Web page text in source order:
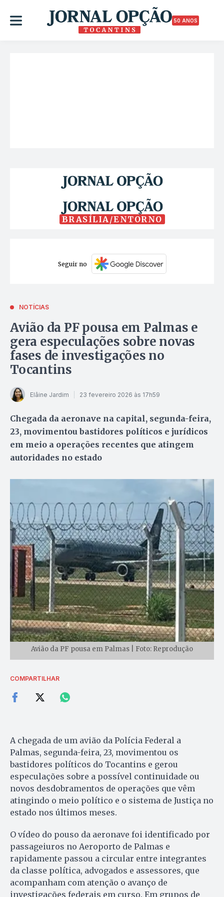
50 ANOS
BRASÍLIA/ENTORNO
Seguir no
NOTÍCIAS
Avião da PF pousa em Palmas e
gera especulações sobre novas
fases de investigações no
Tocantins
Elâine Jardim 23 fevereiro 2026 às 17h59
Chegada da aeronave na capital, segunda-feira,
23, movimentou bastidores políticos e jurídicos
em meio a operações recentes que atingem
autoridades no estado
Avião da PF pousa em Palmas | Foto: Reprodução
COMPARTILHAR
A chegada de um avião da Polícia Federal a
Palmas, segunda-feira, 23, movimentou os
bastidores políticos do Tocantins e gerou
especulações sobre a possível continuidade ou
novos desdobramentos de operações que vêm
atingindo o meio político e o sistema de Justiça no
estado nos últimos meses.
O vídeo do pouso da aeronave foi identificado por
passageiuros no Aeroporto de Palmas e
rapidamente passou a circular entre integrantes
da classe política, advogados e assessores, que
acompanham com atenção o avanço de
investigações federais em curso. Em grupos de